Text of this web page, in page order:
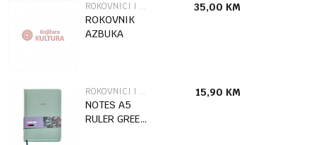
ROKOVNICI I ADRESARI
ROKOVNIK
AZBUKA
35,00 KM
ROKOVNICI I ADRESARI
NOTES A5
RULER GREEN
15,90 KM